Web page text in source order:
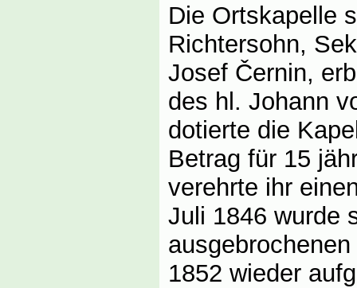
Die Ortskapelle
Richtersohn,
Josef Černin,
des hl. Johann
dotierte die
Betrag für 15
verehrte ihr
Juli 1846 wurde
1852 wieder